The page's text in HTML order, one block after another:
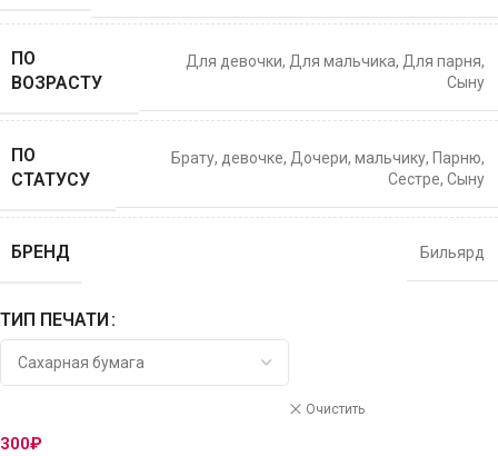
ПО
ВОЗРАСТУ
Для девочки, Для мальчика, Для парня,
Сыну
ПО
СТАТУСУ
Брату, девочке, Дочери, мальчику, Парню,
Сестре, Сыну
БРЕНД Бильярд
ТИП ПЕЧАТИ
Очистить
300₽